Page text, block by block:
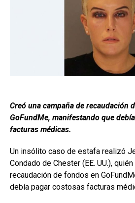
Creó una campaña de recaudación
GoFundMe, manifestando que
facturas médicas.
Un insólito caso de estafa realizó
Condado de Chester (EE. UU.),
recaudación de fondos en
debía pagar costosas facturas